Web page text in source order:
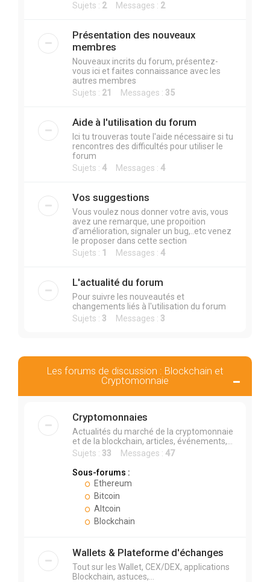
Sujets : 2Messages : 2
Présentation des nouveaux
membres
Nouveaux incrits du forum, présentez-
vous ici et faites connaissance avec les
autres membres
Sujets : 21 Messages : 35
Aide à l'utilisation du forum
Ici tu trouveras toute l'aide nécessaire si tu
rencontres des difficultés pour utiliser le
forum
Sujets : 4 Messages : 4
Vos suggestions
Vous voulez nous donner votre avis, vous
avez une remarque, une propoition
d’amélioration, signaler un bug,..etc venez
le proposer dans cette section
Sujets : 1 Messages : 4
L'actualité du forum
Pour suivre les nouveautés et
changements liés à l'utilisation du forum
Sujets : 3 Messages : 3
Les forums de discussion : Blockchain et
Cryptomonnaie
Cryptomonnaies
Actualités du marché de la cryptomonnaie
et de la blockchain, articles, événements,...
Sujets : 33 Messages : 47
Sous-forums :
Ethereum
Bitcoin
Altcoin
Blockchain
Wallets & Plateforme d'échanges
Tout sur les Wallet, CEX/DEX, applications
Blockchain, astuces,...